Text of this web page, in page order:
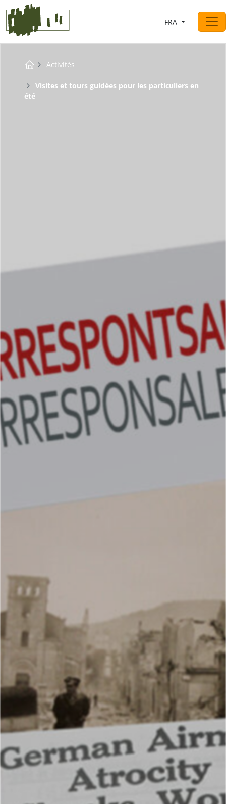
Saltar al contingut
Navigation principale
FRA
Breadcrumb
Activités
Visites et tours guidées pour les particuliers en
été